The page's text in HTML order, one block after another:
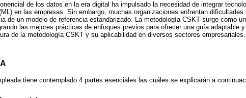
de los datos en la era digital ha impulsado la necesidad de integrar
en las empresas. Sin embargo, muchas organizaciones enfrentan
de un modelo de referencia estandarizado. La metodología CSKT surge como
las mejores prácticas de enfoques previos para ofrecer una guía adaptable
de la metodología CSKT y su aplicabilidad en diversos sectores empresariales.
tiene contemplado 4 partes esenciales las cuáles se explicarán a